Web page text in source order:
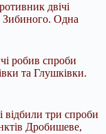
двічі
Зибиного. Одна
робив спроби
та Глушківки.
відбили три спроби
Дробишеве,